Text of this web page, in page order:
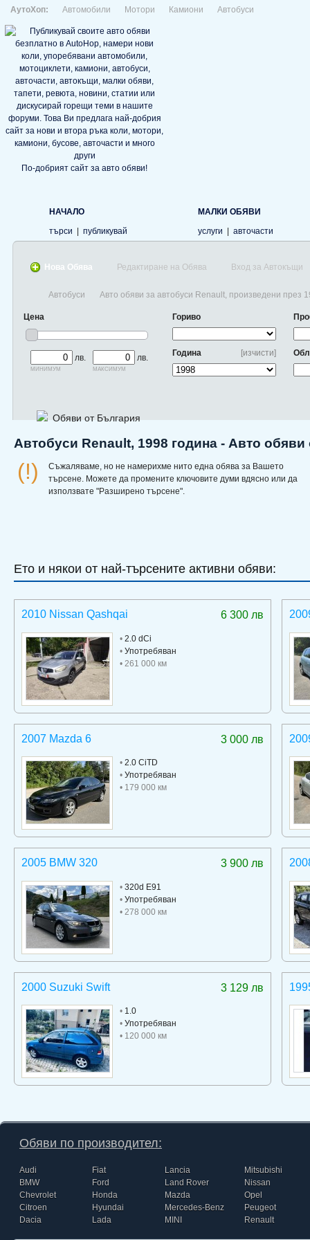
АутоХоп: Автомобили Мотори Камиони Автобуси
По-добрият сайт за авто обяви!
НАЧАЛО
търси
публикувай
МАЛКИ ОБЯВИ
услуги
авточасти
Нова Обява Редактиране на Обява Вход за Автокъщи
Автобуси Авто обяви за автобуси Renault, произведени през
Цена
лв.
минимум
лв.
максимум
Гориво
[изчисти]
Година
Обяви от България
Автобуси Renault, 1998 година - Авто
(!)
Съжаляваме, но не намерихме нито една обява за Вашето
търсене. Можете да промените ключовите думи вдясно или да
използвате "Разширено търсене".
Ето и някои от най-търсените активни обяви:
6 300 лв
2010 Nissan Qashqai
• 2.0 dCi
• Употребяван
• 261 000 км
3 000 лв
2007 Mazda 6
• 2.0 CiTD
• Употребяван
• 179 000 км
3 900 лв
2005 BMW 320
• 320d E91
• Употребяван
• 278 000 км
3 129 лв
2000 Suzuki Swift
• 1.0
• Употребяван
• 120 000 км
Обяви по производител:
Audi
BMW
Chevrolet
Citroen
Dacia
Fiat
Ford
Honda
Hyundai
Lada
Lancia
Land Rover
Mazda
Mercedes-Benz
MINI
Mitsubishi
Nissan
Opel
Peugeot
Renault